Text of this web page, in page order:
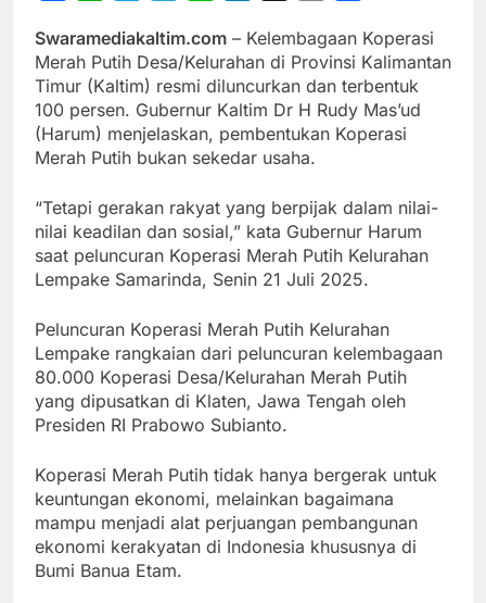
Swaramediakaltim.com – Kelembagaan Koperasi
Merah Putih Desa/Kelurahan di Provinsi Kalimantan
Timur (Kaltim) resmi diluncurkan dan terbentuk
100 persen. Gubernur Kaltim Dr H Rudy Mas’ud
(Harum) menjelaskan, pembentukan Koperasi
Merah Putih bukan sekedar usaha.
“Tetapi gerakan rakyat yang berpijak dalam nilai-
nilai keadilan dan sosial,” kata Gubernur Harum
saat peluncuran Koperasi Merah Putih Kelurahan
Lempake Samarinda, Senin 21 Juli 2025.
Peluncuran Koperasi Merah Putih Kelurahan
Lempake rangkaian dari peluncuran kelembagaan
80.000 Koperasi Desa/Kelurahan Merah Putih
yang dipusatkan di Klaten, Jawa Tengah oleh
Presiden RI Prabowo Subianto.
Koperasi Merah Putih tidak hanya bergerak untuk
keuntungan ekonomi, melainkan bagaimana
mampu menjadi alat perjuangan pembangunan
ekonomi kerakyatan di Indonesia khususnya di
Bumi Banua Etam.